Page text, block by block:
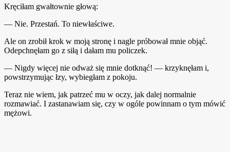
Kręciłam gwałtownie głową:
— Nie. Przestań. To niewłaściwe.
Ale on zrobił krok w moją stronę i nagle próbował mnie objąć.
Odepchnęłam go z siłą i dałam mu policzek.
— Nigdy więcej nie odważ się mnie dotknąć! — krzyknęłam i,
powstrzymując łzy, wybiegłam z pokoju.
Teraz nie wiem, jak patrzeć mu w oczy, jak dalej normalnie
rozmawiać. I zastanawiam się, czy w ogóle powinnam o tym mówić
mężowi.